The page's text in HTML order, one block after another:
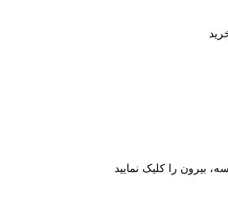
بیرون را کلیک نمایید